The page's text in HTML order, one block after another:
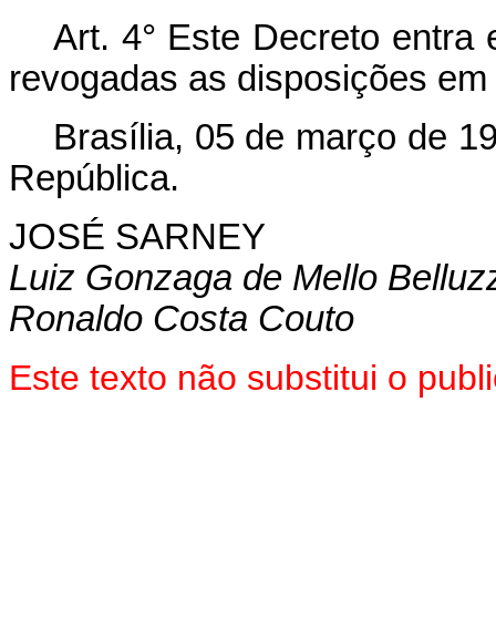
Art. 4° Este Decreto entra
revogadas as disposições
Brasília, 05 de março de
República.
JOSÉ SARNEY
Luiz Gonzaga de Mello
Ronaldo Costa Couto
Este texto não substitui o